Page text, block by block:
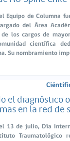
Equipo de Columna
del Área
los cargos de
científica
Su nombramiento
el diagnóstico
en la red de
13 de julio, Día
Traumatológico